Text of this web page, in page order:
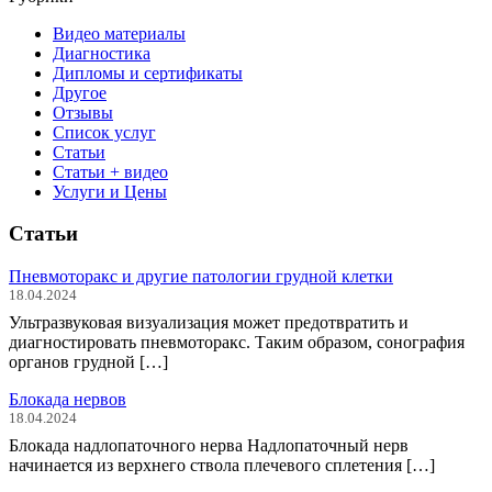
Видео материалы
Диагностика
Дипломы и сертификаты
Другое
Отзывы
Список услуг
Статьи
Статьи + видео
Услуги и Цены
Статьи
Пневмоторакс и другие патологии грудной клетки
18.04.2024
Ультразвуковая визуализация может предотвратить и
диагностировать пневмоторакс. Таким образом, сонография
органов грудной […]
Блокада нервов
18.04.2024
Блокада надлопаточного нерва Надлопаточный нерв
начинается из верхнего ствола плечевого сплетения […]